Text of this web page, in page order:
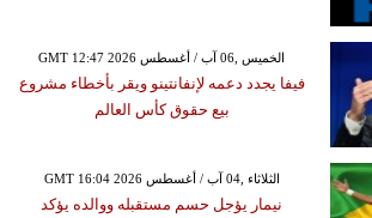
GMT 12:47 2026 الخميس ,06 آب / أغسطس
فيفا يجدد دعمه لإنفانتينو ويقر بأخطاء مشروع
بيع حقوق كأس العالم
GMT 16:04 2026 الثلاثاء ,04 آب / أغسطس
نيمار يؤجل حسم مستقبله ووالده يؤكد